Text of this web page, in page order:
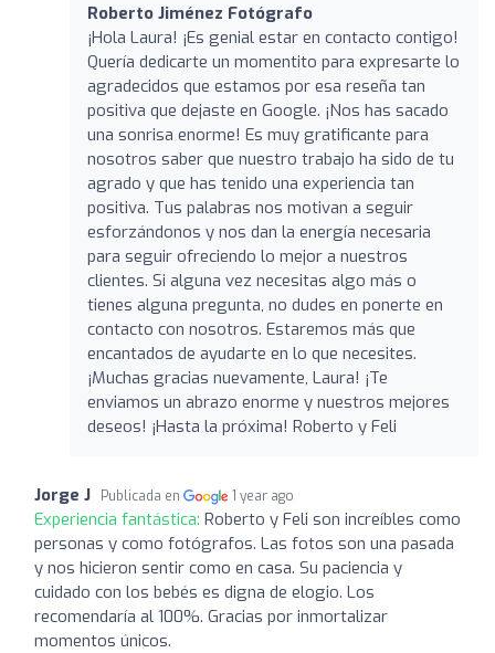
Roberto Jiménez Fotógrafo
¡Hola Laura! ¡Es genial estar en contacto contigo!
Quería dedicarte un momentito para expresarte lo
agradecidos que estamos por esa reseña tan
positiva que dejaste en Google. ¡Nos has sacado
una sonrisa enorme! Es muy gratificante para
nosotros saber que nuestro trabajo ha sido de tu
agrado y que has tenido una experiencia tan
positiva. Tus palabras nos motivan a seguir
esforzándonos y nos dan la energía necesaria
para seguir ofreciendo lo mejor a nuestros
clientes. Si alguna vez necesitas algo más o
tienes alguna pregunta, no dudes en ponerte en
contacto con nosotros. Estaremos más que
encantados de ayudarte en lo que necesites.
¡Muchas gracias nuevamente, Laura! ¡Te
enviamos un abrazo enorme y nuestros mejores
deseos! ¡Hasta la próxima! Roberto y Feli
Jorge J Publicada en 1 year ago
Experiencia fantástica: Roberto y Feli son increíbles como
personas y como fotógrafos. Las fotos son una pasada
y nos hicieron sentir como en casa. Su paciencia y
cuidado con los bebés es digna de elogio. Los
recomendaría al 100%. Gracias por inmortalizar
momentos únicos.